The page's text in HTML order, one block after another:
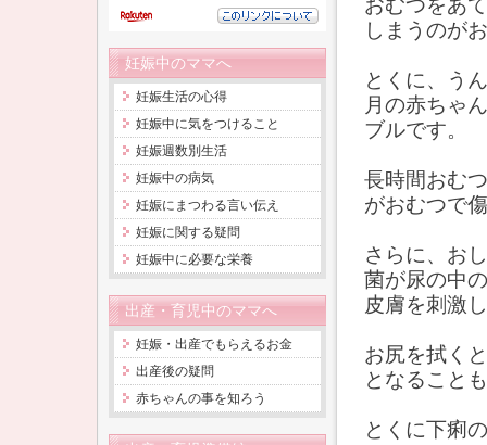
おむつをあ
しまうのが
とくに、う
月の赤ちゃ
ブルです。
長時間おむ
がおむつで
さらに、お
菌が尿の中
皮膚を刺激
お尻を拭く
となること
とくに下痢
妊娠中のママへ
妊娠生活の心得
妊娠中に気をつけること
妊娠週数別生活
妊娠中の病気
妊娠にまつわる言い伝え
妊娠に関する疑問
妊娠中に必要な栄養
出産・育児中のママへ
妊娠・出産でもらえるお金
出産後の疑問
赤ちゃんの事を知ろう